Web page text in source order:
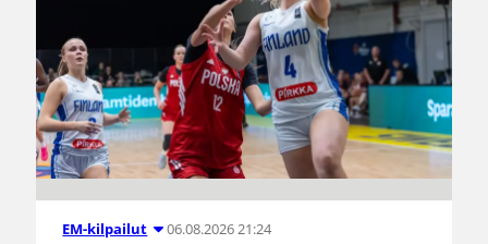
EM-kilpailut 06.08.2026 21:24